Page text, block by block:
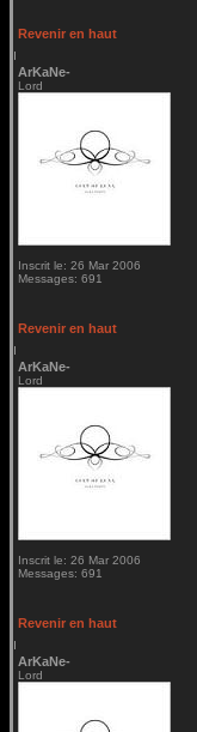
Revenir en haut
ArKaNe-
Lord
Inscrit le: 26 Mar 2006
Messages: 691
Revenir en haut
ArKaNe-
Lord
Inscrit le: 26 Mar 2006
Messages: 691
Revenir en haut
ArKaNe-
Lord